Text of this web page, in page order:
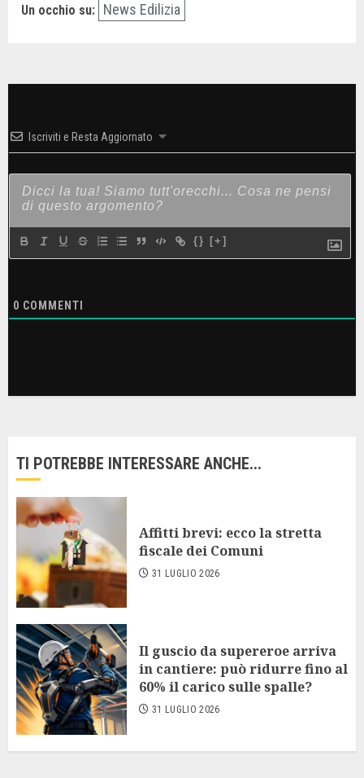
Un occhio su: News Edilizia
Iscriviti e Resta Aggiornato
{} [+]
0 COMMENTI
TI POTREBBE INTERESSARE ANCHE...
Affitti brevi: ecco la stretta
fiscale dei Comuni
31 LUGLIO 2026
Il guscio da supereroe arriva
in cantiere: può ridurre fino al
60% il carico sulle spalle?
31 LUGLIO 2026